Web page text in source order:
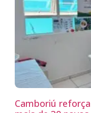
Camboriú